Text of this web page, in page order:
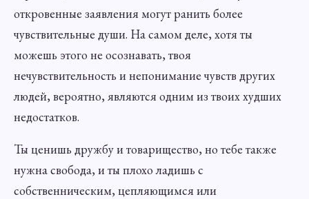
откровенные заявления могут ранить более
чувствительные души. На самом деле, хотя ты
можешь этого не осознавать, твоя
нечувствительность и непонимание чувств других
людей, вероятно, являются одним из твоих худших
недостатков.
Ты ценишь дружбу и товарищество, но тебе также
нужна свобода, и ты плохо ладишь с
собственническим, цепляющимся или